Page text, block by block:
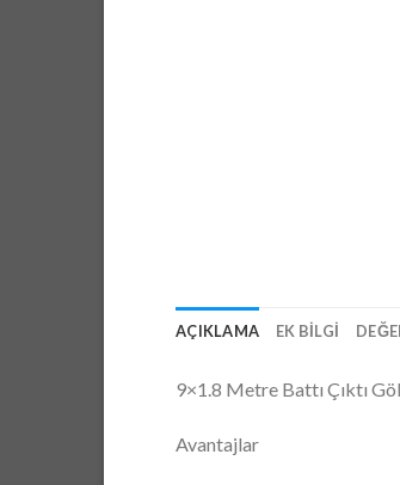
AÇIKLAMA EK BILGI
9×1.8 Metre Battı Çıktı
Avantajlar